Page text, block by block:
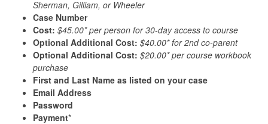
Sherman, Gilliam, or Wheeler
Case Number
Cost: $45.00* per person for 30-day access to course
Optional Additional Cost: $40.00* for 2nd co-parent
Optional Additional Cost: $20.00* per course workbook
purchase
First and Last Name as listed on your case
Email Address
Password
Payment*